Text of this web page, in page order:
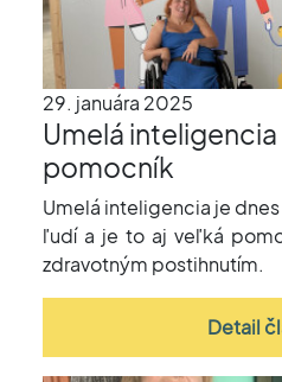
29. januára 2025
Umelá inteligencia
pomocník
Umelá inteligencia je
ľudí a je to aj veľká
zdravotným postihnutím.
Detail